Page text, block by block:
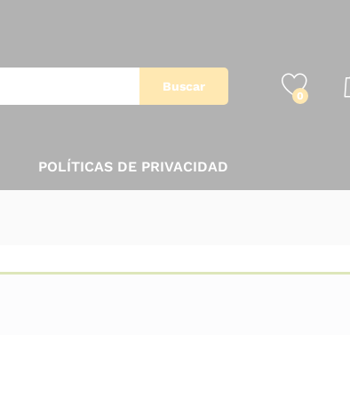
Buscar
0
POLÍTICAS DE PRIVACIDAD